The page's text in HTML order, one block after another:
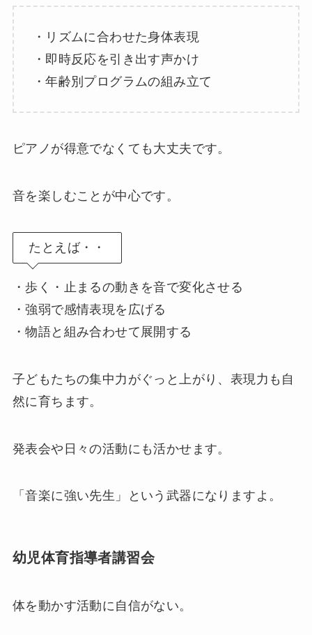
・リズムに合わせた身体表現
・即時反応を引き出す声かけ
・年齢別プログラムの組み立て
ピアノが得意でなくても大丈夫です。
音を楽しむことが中心です。
たとえば・・
・歩く・止まるの動きを音で変化させる
・強弱で感情表現を広げる
・物語と組み合わせて展開する
子どもたちの集中力がぐっと上がり、表現力も自
然に育ちます。
発表会や日々の活動にも活かせます。
「音楽に強い先生」という武器になりますよ。
幼児体育指導者講習会
体を動かす活動に自信がない。